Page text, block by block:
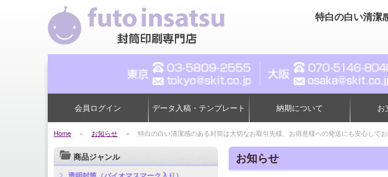
特白の白い清潔
会員ログイン データ入稿・テンプレート 納期について お
Home » お知らせ » 特白の白い清潔感のある封筒は大切なお取引先様、お得意様への発送にも安心して
お知らせ
商品ジャンル